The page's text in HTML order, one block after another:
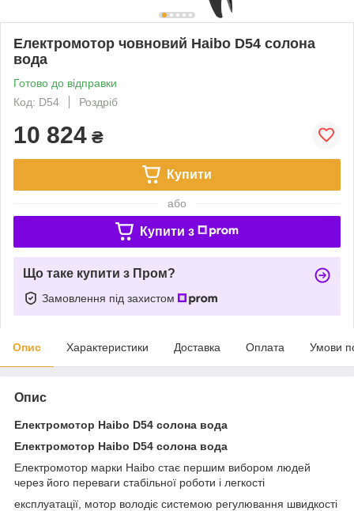
Електромотор човновий Haibo D54 солона
вода
Готово до відправки
Код: D54
Роздріб
10 824 ₴
Купити
або
Купити з
Що таке купити з Пром?
Замовлення під захистом
Опис Характеристики Доставка Оплата Умови
Опис
Електромотор Haibo D54 солона вода
Електромотор Haibo D54 солона вода
Електромотор марки Haibo стає першим вибором людей
через його переваги стабільної роботи і легкості
експлуатації, мотор володіє системою регулювання швидкості